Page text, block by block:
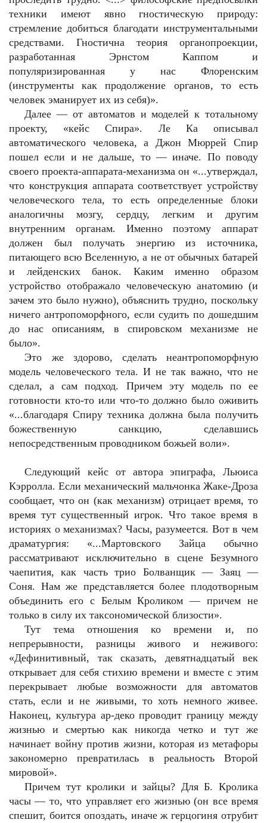
техники имеют явно гностическую природу:
стремление добиться благодати инструментальными
средствами. Гностична теория органопроекции,
разработанная Эрнстом Каппом и
популяризированная у нас Флоренским
(инструменты как продолжение органов, то есть
человек эманирует их из себя)».
Далее — от автоматов и моделей к тотальному
проекту, «кейс Спира». Ле Ка описывал
автоматического человека, а Джон Мюррей Спир
пошел если и не дальше, то — иначе. По поводу
своего проекта-аппарата-механизма он «...утверждал,
что конструкция аппарата соответствует устройству
человеческого тела, то есть определенные блоки
аналогичны мозгу, сердцу, легким и другим
внутренним органам. Именно поэтому аппарат
должен был получать энергию из источника,
питающего всю Вселенную, а не от обычных батарей
и лейденских банок. Каким именно образом
устройство отображало человеческую анатомию (и
зачем это было нужно), объяснить трудно, поскольку
ничего антропоморфного, если судить по дошедшим
до нас описаниям, в спировском механизме не
было».
Это же здорово, сделать неантропоморфную
модель человеческого тела. И не так важно, что не
сделал, а сам подход. Причем эту модель по ее
готовности кто-то или что-то должно было оживить
«...благодаря Спиру техника должна была получить
божественную санкцию, сделавшись
непосредственным проводником божьей воли».
Следующий кейс от автора эпиграфа, Льюиса
Кэрролла. Если механический мальчонка Жаке-Дроза
сообщает, что он (как механизм) отрицает время, то
время тут существенный игрок. Что такое время в
историях о механизмах? Часы, разумеется. Вот в чем
драматургия: «...Мартовского Зайца обычно
рассматривают исключительно в сцене Безумного
чаепития, как часть трио Болванщик — Заяц —
Соня. Нам же представляется более плодотворным
объединить его с Белым Кроликом — причем не
только в силу их таксономической близости».
Тут тема отношения ко времени и, по
непрерывности, разницы живого и неживого:
«Дефинитивный, так сказать, девятнадцатый век
открывает для себя стихию времени и вместе с этим
перекрывает любые возможности для автоматов
стать, если и не живыми, то хоть немного живее.
Наконец, культура ар-деко проводит границу между
жизнью и смертью как никогда четко и тут же
начинает войну против жизни, которая из метафоры
закономерно превратилась в реальность Второй
мировой».
Причем тут кролики и зайцы? Для Б. Кролика
часы — то, что управляет его жизнью (он все время
спешит, боится опоздать, иначе ж герцогиня отрубит